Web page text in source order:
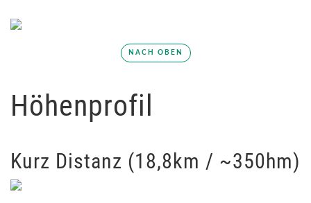
NACH OBEN
Höhenprofil
Kurz Distanz (18,8km / ~350hm)